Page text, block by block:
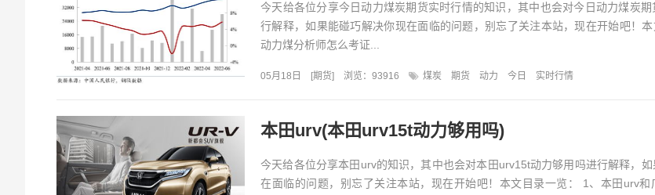
今天给各位分享今日动力煤炭期货实时行情的知识，其中也会对今日动力煤炭
行解释，如果能碰巧解决你现在面临的问题，别忘了关注本站，现在开始吧！本
动力煤分析师怎么考证...
05月18日 [期货] 浏览：93916 煤炭 期货 动力 今日 实时行情
本田urv(本田urv15t动力够用吗)
今天给各位分享本田urv的知识，其中也会对本田urv15t动力够用吗进行解释，
在面临的问题，别忘了关注本站，现在开始吧！本文目录一览： 1、本田urv和